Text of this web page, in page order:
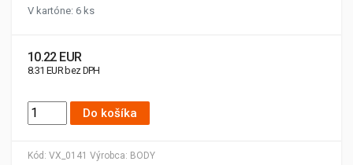
Kód: VX_0141 Výrobca: BODY
V kartóne: 6 ks
10.22 EUR
8.31 EUR bez DPH
Do košíka